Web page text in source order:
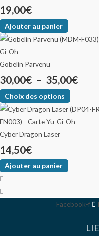
19,00€
Ajouter au panier
Gobelin Parvenu
30,00€ – 35,00€
Choix des options
Cyber Dragon Laser
14,50€
Ajouter au panier
Facebook-f